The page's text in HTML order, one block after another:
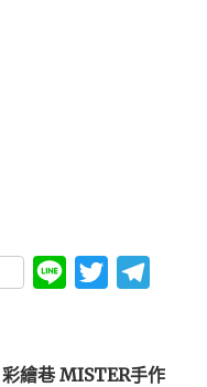
Line Twitter
繪巷 MISTER手作